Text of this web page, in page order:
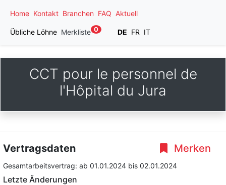
Home Kontakt Branchen FAQ Aktuell
Übliche Löhne Merkliste 0 DE FR IT
CCT pour le personnel de
l'Hôpital du Jura
Merken
Vertragsdaten
Gesamtarbeitsvertrag: ab 01.01.2024 bis 02.01.2024
Letzte Änderungen